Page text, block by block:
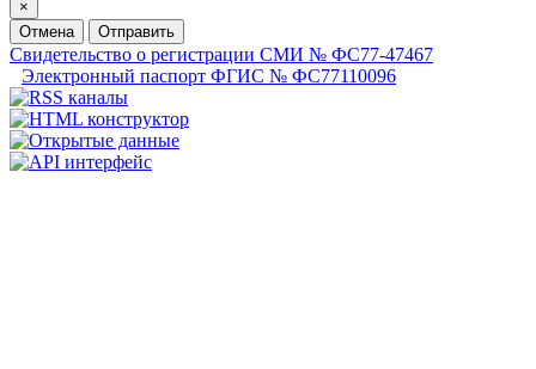
×
Отмена
Отправить
Свидетельство о регистрации СМИ № ФС77-47467
Электронный паспорт ФГИС № ФС77110096